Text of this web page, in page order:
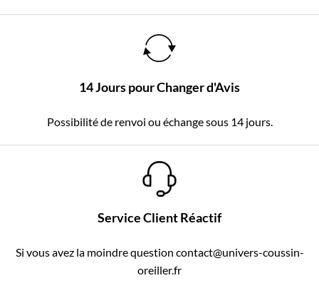
14 Jours pour Changer d'Avis
Possibilité de renvoi ou échange sous 14 jours.
Service Client Réactif
Si vous avez la moindre question contact@univers-coussin-
oreiller.fr